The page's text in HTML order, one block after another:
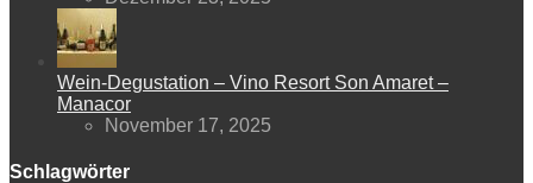
Wein-Degustation – Vino Resort Son Amaret –
Manacor
November 17, 2025
Schlagwörter